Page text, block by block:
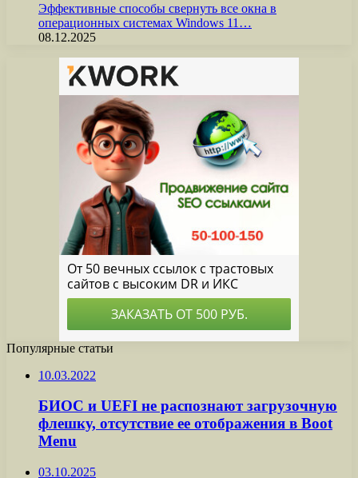
Эффективные способы свернуть все окна в
операционных системах Windows 11…
08.12.2025
Популярные статьи
10.03.2022
БИОС и UEFI не распознают загрузочную
флешку, отсутствие ее отображения в Boot
Menu
03.10.2025